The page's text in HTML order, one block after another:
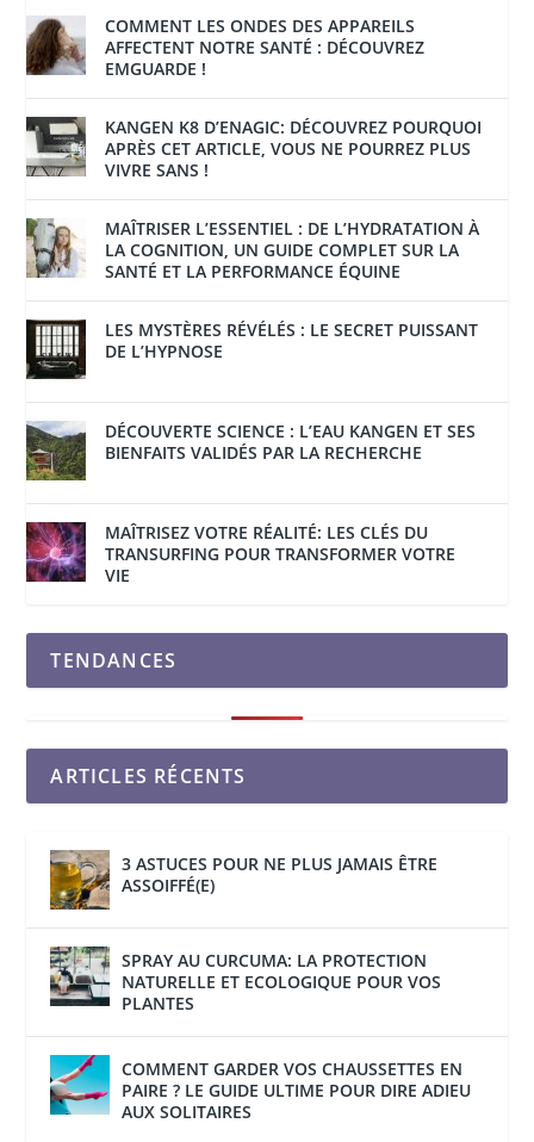
COMMENT LES ONDES DES APPAREILS
AFFECTENT NOTRE SANTÉ : DÉCOUVREZ
EMGUARDE !
KANGEN K8 D’ENAGIC: DÉCOUVREZ POURQUOI
APRÈS CET ARTICLE, VOUS NE POURREZ PLUS
VIVRE SANS !
MAÎTRISER L’ESSENTIEL : DE L’HYDRATATION À
LA COGNITION, UN GUIDE COMPLET SUR LA
SANTÉ ET LA PERFORMANCE ÉQUINE
LES MYSTÈRES RÉVÉLÉS : LE SECRET PUISSANT
DE L’HYPNOSE
DÉCOUVERTE SCIENCE : L’EAU KANGEN ET SES
BIENFAITS VALIDÉS PAR LA RECHERCHE
MAÎTRISEZ VOTRE RÉALITÉ: LES CLÉS DU
TRANSURFING POUR TRANSFORMER VOTRE
VIE
TENDANCES
ARTICLES RÉCENTS
3 ASTUCES POUR NE PLUS JAMAIS ÊTRE
ASSOIFFÉ(E)
SPRAY AU CURCUMA: LA PROTECTION
NATURELLE ET ECOLOGIQUE POUR VOS
PLANTES
COMMENT GARDER VOS CHAUSSETTES EN
PAIRE ? LE GUIDE ULTIME POUR DIRE ADIEU
AUX SOLITAIRES